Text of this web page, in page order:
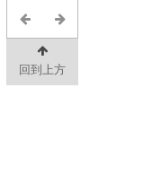
回到上方